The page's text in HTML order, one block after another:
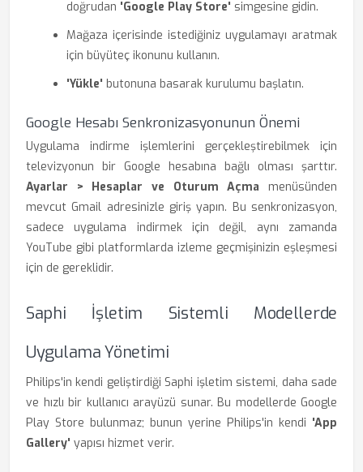
doğrudan 'Google Play Store' simgesine gidin.
Mağaza içerisinde istediğiniz uygulamayı aratmak
için büyüteç ikonunu kullanın.
'Yükle' butonuna basarak kurulumu başlatın.
Google Hesabı Senkronizasyonunun Önemi
Uygulama indirme işlemlerini gerçekleştirebilmek için
televizyonun bir Google hesabına bağlı olması şarttır.
Ayarlar > Hesaplar ve Oturum Açma menüsünden
mevcut Gmail adresinizle giriş yapın. Bu senkronizasyon,
sadece uygulama indirmek için değil, aynı zamanda
YouTube gibi platformlarda izleme geçmişinizin eşleşmesi
için de gereklidir.
Saphi İşletim Sistemli Modellerde
Uygulama Yönetimi
Philips'in kendi geliştirdiği Saphi işletim sistemi, daha sade
ve hızlı bir kullanıcı arayüzü sunar. Bu modellerde Google
Play Store bulunmaz; bunun yerine Philips'in kendi 'App
Gallery' yapısı hizmet verir.